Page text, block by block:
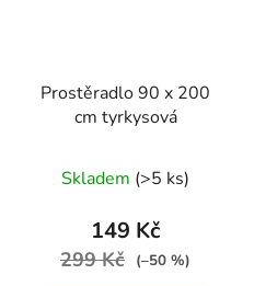
Prostěradlo 90 x 200
cm tyrkysová
Skladem (>5 ks)
149 Kč
299 Kč (–50 %)